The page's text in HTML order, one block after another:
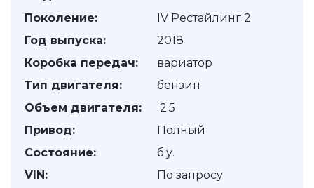
Поколение:
IV Рестайлинг 2
Год выпуска:
2018
Коробка передач:
вариатор
Тип двигателя:
бензин
Объем двигателя:
2.5
Привод:
Полный
Состояние:
б.у.
VIN:
По запросу